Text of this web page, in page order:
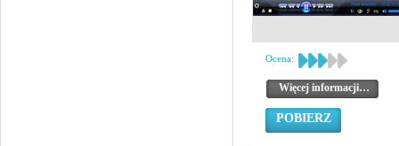
Ocena:
Więcej informacji…
POBIERZ